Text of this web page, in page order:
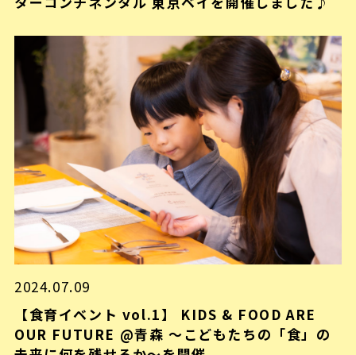
2024.07.09
【食育イベント vol.1】 KIDS & FOOD ARE
OUR FUTURE @青森 ～こどもたちの「食」の